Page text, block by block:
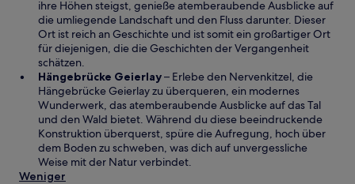
n
e
u
e
F
e
n
s
t
e
ihre Höhen steigst, genieße atemberaubende Ausblicke auf
die umliegende Landschaft und den Fluss darunter. Dieser
Ort ist reich an Geschichte und ist somit ein großartiger Ort
für diejenigen, die die Geschichten der Vergangenheit
schätzen.
Hängebrücke GeierlayW
i
r
d
n
e
– Erlebe den Nervenkitzel, die
Hängebrücke Geierlay zu überqueren, ein modernes
Wunderwerk, das atemberaubende Ausblicke auf das Tal
und den Wald bietet. Während du diese beeindruckende
Konstruktion überquerst, spüre die Aufregung, hoch über
dem Boden zu schweben, was dich auf unvergessliche
Weise mit der Natur verbindet.
Weniger